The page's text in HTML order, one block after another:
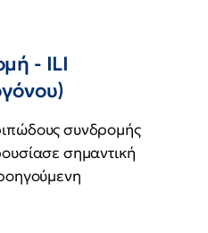
- ILI
συνδρομής
σημαντική